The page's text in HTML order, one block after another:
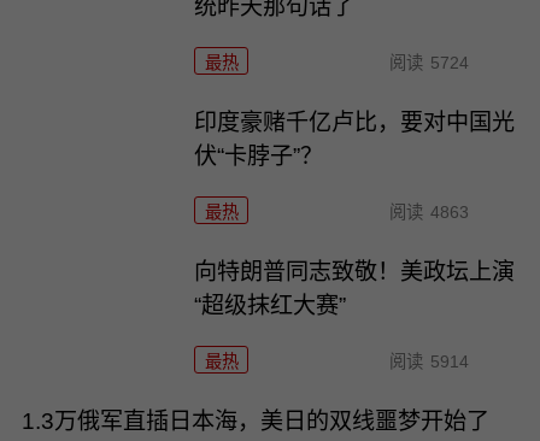
统昨天那句话了
最热 阅读 5724
印度豪赌千亿卢比，要对中国光
伏“卡脖子”？
最热 阅读 4863
向特朗普同志致敬！美政坛上演
“超级抹红大赛”
最热 阅读 5914
1.3万俄军直插日本海，美日的双线噩梦开始了